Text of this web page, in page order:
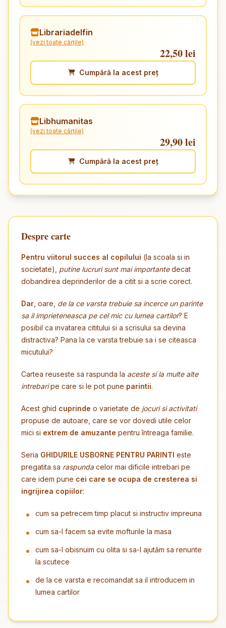
Librariadelfin
(vezi toate cărțile)
22,50 lei
Cumpără la acest preț
Libhumanitas
(vezi toate cărțile)
29,90 lei
Cumpără la acest preț
Despre carte
Pentru viitorul succes al copilului (la scoala si in
societate), putine lucruri sunt mai importantedecat
dobandirea deprinderilor de a citit si a scrie corect.
Dar , oare, de la ce varsta trebuie sa incerce un parinte
sa il imprieteneasca pe cel mic cu lumea cartilor? E
posibil ca invatarea cititului si a scrisului sa devina
distractiva? Pana la ce varsta trebuie sa i se citeasca
micutului?
Cartea reuseste sa raspunda la aceste si la multe alte
intrebaripe care si le pot pune parintii.
Acest ghid cuprinde o varietate de jocuri si activitati
propuse de autoare, care se vor dovedi utile celor
mici si extrem de amuzante pentru întreaga familie.
Seria GHIDURILE USBORNE PENTRU PARINTI este
pregatita sa raspundacelor mai dificile intrebari pe
care idem pune cei care se ocupa de cresterea si
ingrijirea copiilor:
cum sa petrecem timp placut si instructiv impreuna
cum sa-l facem sa evite mofturile la masa
cum sa-l obisnuim cu olita si sa-l ajutăm sa renunte
la scutece
de la ce varsta e recomandat sa il introducem in
lumea cartilor